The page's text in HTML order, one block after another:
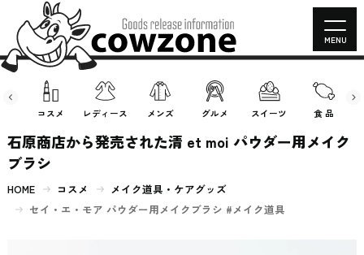
コスメ レディース メンズ グルメ スイーツ 食 品
MENU
石原商店から発売された清 et moi パウダー用メイク
ブラシ
HOME コスメ
メイク道具・ケアグッズ
セイ・エ・モア パウダー用メイクブラシ #メイク道具